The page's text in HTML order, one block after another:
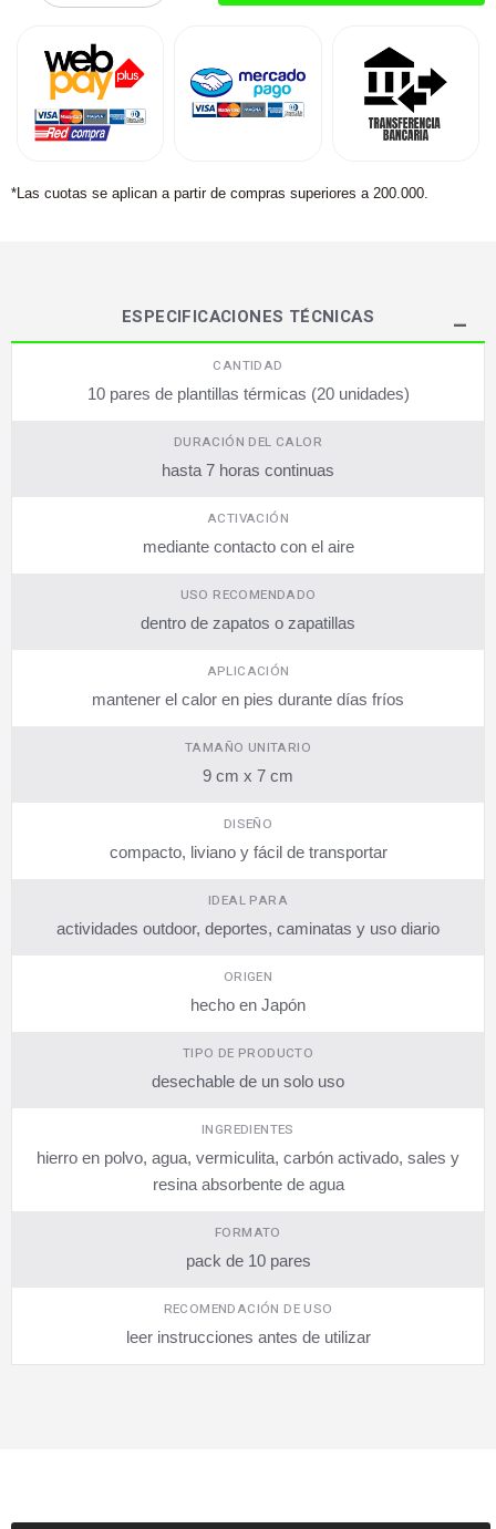
*Las cuotas se aplican a partir de compras superiores a 200.000.
ESPECIFICACIONES TÉCNICAS
CANTIDAD
10 pares de plantillas térmicas (20 unidades)
DURACIÓN DEL CALOR
hasta 7 horas continuas
ACTIVACIÓN
mediante contacto con el aire
USO RECOMENDADO
dentro de zapatos o zapatillas
APLICACIÓN
mantener el calor en pies durante días fríos
TAMAÑO UNITARIO
9 cm x 7 cm
DISEÑO
compacto, liviano y fácil de transportar
IDEAL PARA
actividades outdoor, deportes, caminatas y uso diario
ORIGEN
hecho en Japón
TIPO DE PRODUCTO
desechable de un solo uso
INGREDIENTES
hierro en polvo, agua, vermiculita, carbón activado, sales y
resina absorbente de agua
FORMATO
pack de 10 pares
RECOMENDACIÓN DE USO
leer instrucciones antes de utilizar